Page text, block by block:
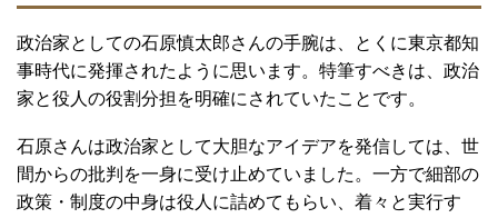
政治家としての石原慎太郎さんの手腕は、とくに東京都知
事時代に発揮されたように思います。特筆すべきは、政治
家と役人の役割分担を明確にされていたことです。
石原さんは政治家として大胆なアイデアを発信しては、世
間からの批判を一身に受け止めていました。一方で細部の
政策・制度の中身は役人に詰めてもらい、着々と実行す